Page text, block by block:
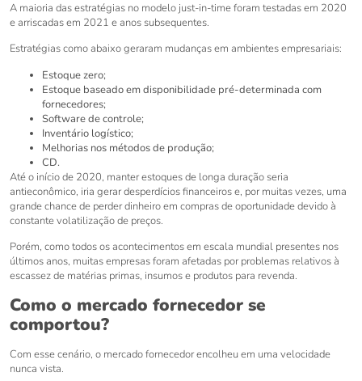
A maioria das estratégias no modelo just-in-time foram testadas em 2020
e arriscadas em 2021 e anos subsequentes.
Estratégias como abaixo geraram mudanças em ambientes empresariais:
Estoque zero;
Estoque baseado em disponibilidade pré-determinada com
fornecedores;
Software de controle;
Inventário logístico;
Melhorias nos métodos de produção;
CD.
Até o início de 2020, manter estoques de longa duração seria
antieconômico, iria gerar desperdícios financeiros e, por muitas vezes, uma
grande chance de perder dinheiro em compras de oportunidade devido à
constante volatilização de preços.
Porém, como todos os acontecimentos em escala mundial presentes nos
últimos anos, muitas empresas foram afetadas por problemas relativos à
escassez de matérias primas, insumos e produtos para revenda.
Como o mercado fornecedor se
comportou?
Com esse cenário, o mercado fornecedor encolheu em uma velocidade
nunca vista.